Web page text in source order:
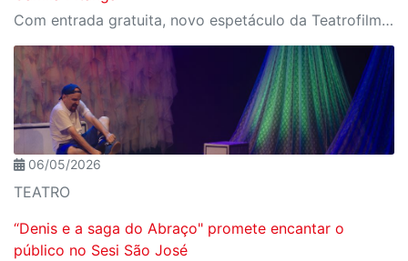
Com entrada gratuita, novo espetáculo da Teatrofilme é uma adaptação do romance de Caetano Galindo, com direção de arte de Daniela Thomas.
06/05/2026
TEATRO
“Denis e a saga do Abraço" promete encantar o
público no Sesi São José